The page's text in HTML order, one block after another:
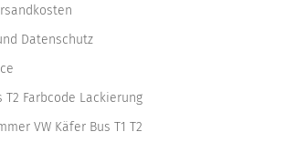
Datenschutz
T2 Farbcode Lackierung
VW Käfer Bus T1 T2